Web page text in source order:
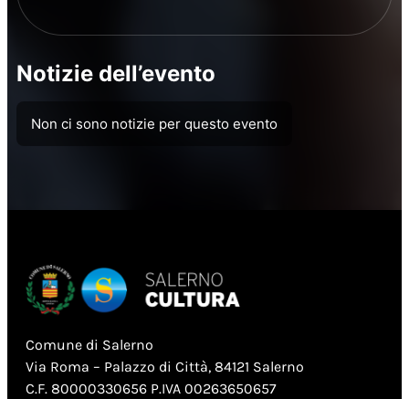
Notizie dell’evento
Non ci sono notizie per questo evento
Comune di Salerno
Via Roma – Palazzo di Città, 84121 Salerno
C.F. 80000330656 P.IVA 00263650657